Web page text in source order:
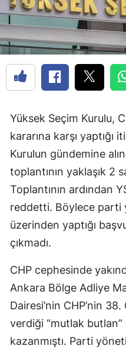
Yüksek Seçim Kurulu,
kararına karşı yaptığı
Kurulun gündemine
toplantının yaklaşık 2
Toplantının ardından
reddetti. Böylece parti
üzerinden yaptığı
çıkmadı.
CHP cephesinde
Ankara Bölge Adliye
Dairesi’nin CHP’nin
verdiği “mutlak butlan”
kazanmıştı. Parti